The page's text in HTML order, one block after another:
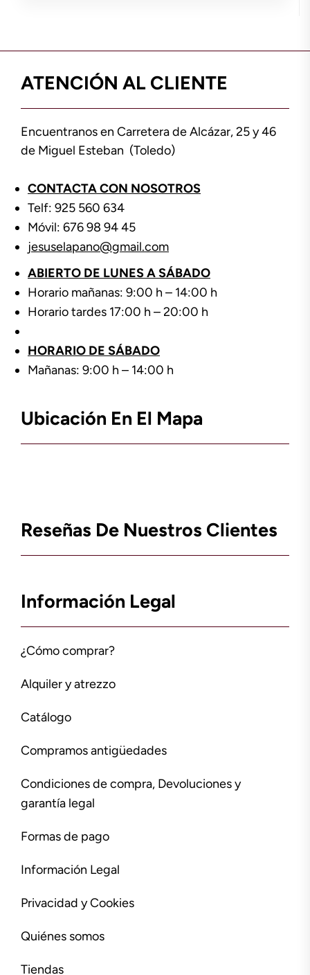
ATENCIÓN AL CLIENTE
Encuentranos en Carretera de Alcázar, 25 y 46
de Miguel Esteban (Toledo)
CONTACTA CON NOSOTROS
Telf: 925 560 634
Móvil: 676 98 94 45
jesuselapano@gmail.com
ABIERTO DE LUNES A SÁBADO
Horario mañanas: 9:00 h – 14:00 h
Horario tardes 17:00 h – 20:00 h
HORARIO DE SÁBADO
Mañanas: 9:00 h – 14:00 h
Ubicación En El Mapa
Reseñas De Nuestros Clientes
Información Legal
¿Cómo comprar?
Alquiler y atrezzo
Catálogo
Compramos antigüedades
Condiciones de compra, Devoluciones y
garantía legal
Formas de pago
Información Legal
Privacidad y Cookies
Quiénes somos
Tiendas